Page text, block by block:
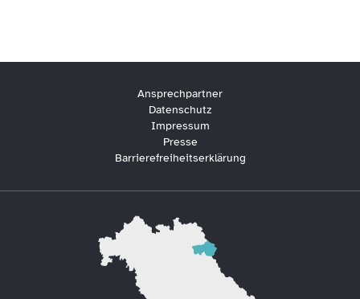
Ansprechpartner
Datenschutz
Impressum
Presse
Barrierefreiheitserklärung